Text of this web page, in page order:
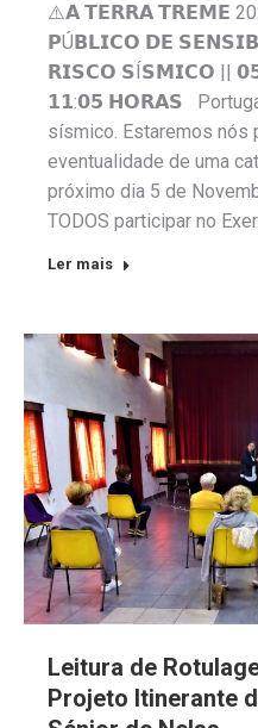
⚠️𝗔 𝗧𝗘𝗥𝗥𝗔 𝗧𝗥𝗘𝗠𝗘
𝗣Ú𝗕𝗟𝗜𝗖𝗢 𝗗𝗘
𝗥𝗜𝗦𝗖𝗢 𝗦Í𝗦𝗠𝗜𝗖𝗢 ||
𝟭𝟭:𝟬𝟱 𝗛𝗢𝗥𝗔𝗦 Portugal
sísmico. Estaremos nós
eventualidade de uma
próximo dia 5 de
TODOS participar no
Ler mais
Leitura de
Projeto Itinerante